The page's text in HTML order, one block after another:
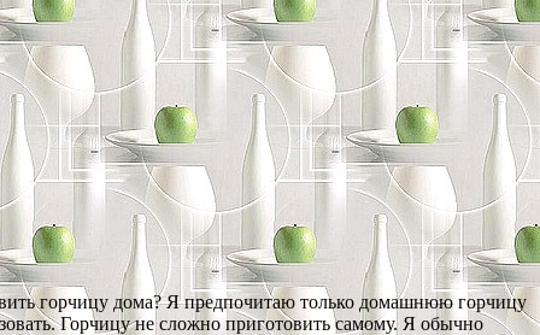
горчицу дома? Я предпочитаю только домашнюю горчицу
Горчицу не сложно приготовить самому. Я обычно